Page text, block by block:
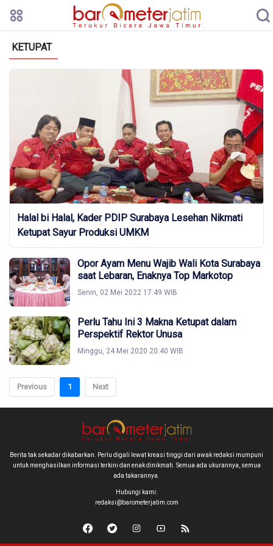
KETUPAT
Halal bi Halal, Kader PDIP Surabaya Lesehan Nikmati
Ketupat Sayur Produksi UMKM
Opor Ayam Menu Wajib Wali Kota Surabaya
saat Lebaran, Enaknya Top Markotop
Senin, 02 Mei 2022 17:49 WIB
Perlu Tahu Ini 3 Makna Ketupat dalam
Perspektif Rektor Unusa
Minggu, 24 Mei 2020 20:40 WIB
Previous 1 Next
Berita tak sekadar dikabarkan. Perlu digali lewat kreasi tinggi dari awak redaksi mumpuni
untuk menghasilkan informasi terkini dan enak dinikmati. Semua ada ukurannya, semua
ada takarannya.
Hubungi kami:
redaksi@barometerjatim.com